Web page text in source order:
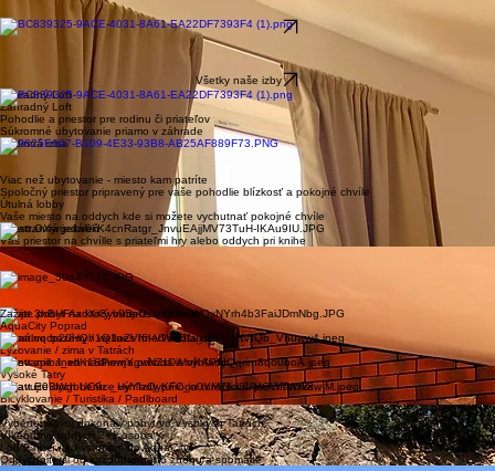
Naše izby a apartmány v Poprade
V každej izbe sa cítite ako doma .. rôzne izby rovnaký pocit
Apartmán 1 spálňa
Priestor pre spoločné chvíle a rodinu
Všetky naše izby
Ideálna pre pári či jednotlivcov
Všetky naše izby
Záhradný Loft
Záhradný Loft
Pohodlie a priestor pre rodinu či priateľov
Súkromné ubytovanie priamo v záhrade
Viac než ubytovanie - miesto kam patríte
Spoločný priestor pripravený pre vaše pohodlie blízkosť a pokojné chvíle
Útulná lobby
Vaše miesto na oddych kde si možete vychutnať pokojné chvíle
Priestranná jedáleň
Váš priestor na chvílle s priateľmi hry alebo oddych pri knihe
Spoločná kuchynka
Váš priestor kde si môžete pripraviť vlastné jedlo
Nakoniec je to vždy o maličkostiach ktoré tvoria pocit spomienku
Detský kútik
Malá detská izba pre najmenších kde sa možu hrať objavovať tvoriť
Zažijte pobyt na ktorý budete spomínať
AquaCity Poprad
Termálne bazény / wellnes hneď vedľa nás
Lyžovanie / zima v Tatrách
Lyžovanie sneh nádherna príroda a výhľady
Vysoké Tatry
Objavujte dych berúce výhľady prírodu turistika či prechádzka
Bicyklovanie / Turistika / Padlboard
Perfektný štatrovací bod pre všetkých
Vyberte si svoj dokonalý pobyt vo Vysokých Tatrách
Víkendový oddych 2+1 osoba